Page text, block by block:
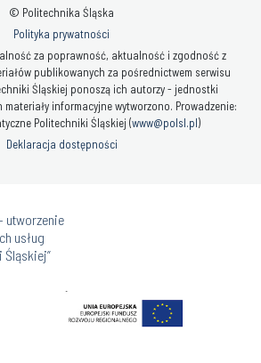
© Politechnika Śląska
Polityka prywatności
za poprawność, aktualność i zgodność z
publikowanych za pośrednictwem serwisu
Śląskiej ponoszą ich autorzy - jednostki
informacyjne wytworzono. Prowadzenie:
Politechniki Śląskiej (www@polsl.pl)
Deklaracja dostępności
utworzenie
usług
Śląskiej”